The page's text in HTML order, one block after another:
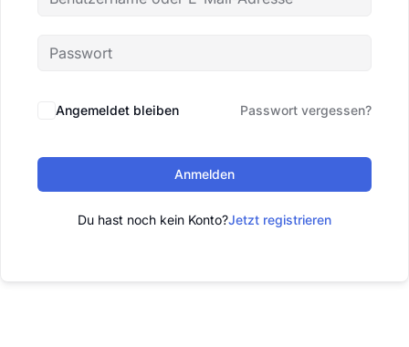
Angemeldet bleiben Passwort vergessen?
Anmelden
Du hast noch kein Konto?Jetzt registrieren